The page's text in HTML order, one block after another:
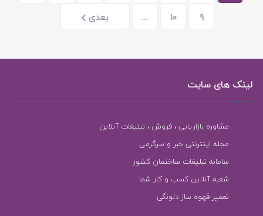
9
10
... بعدی
لینک های سایت
مشاوره بازاریابی ، فروش ، تبلیغات آنلاین
مجله اینترنتی خبر و سرگرمی
سامانه تبلیغات ساختمان کشور
شعبه آنلاین کسب و کار شما
تعمیر قهوه ساز دلونگی